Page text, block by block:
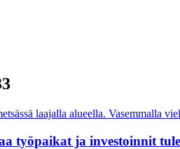
työpaikat ja investoinnit